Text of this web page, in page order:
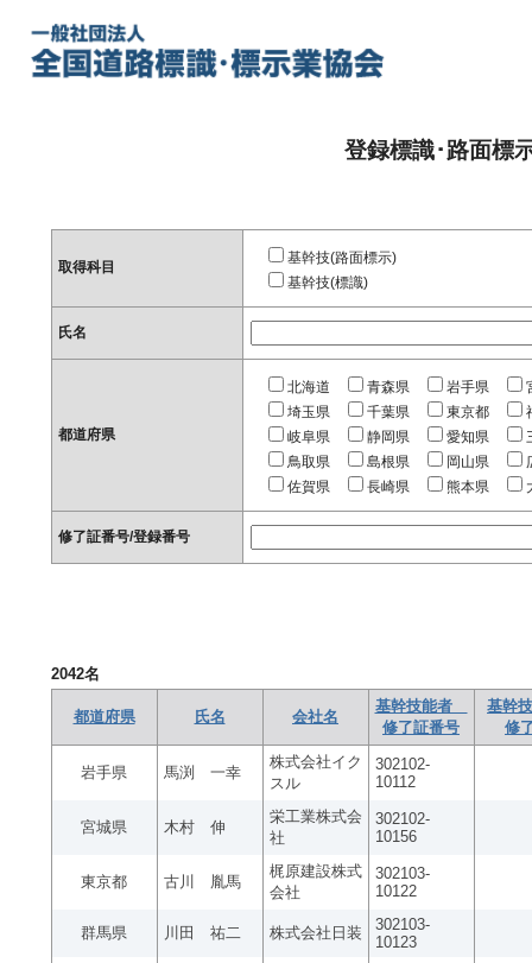
登録標識･路面標
取得科目
基幹技(路面標示)
基幹技(標識)
氏名
都道府県
北海道 青森県 岩手県
埼玉県
千葉県 東京都
岐阜県
静岡県 愛知県
鳥取県
島根県 岡山県
佐賀県
長崎県 熊本県
修了証番号/登録番号
2042名
都道府県 氏名 会社名
基幹技能者
修了証番号
基幹
修
岩手県 馬渕 一幸
株式会社イク
スル
302102-
10112
宮城県 木村 伸
栄工業株式会
社
302102-
10156
東京都 古川 胤馬
梶原建設株式
会社
302103-
10122
群馬県 川田 祐二 株式会社日装
302103-
10123